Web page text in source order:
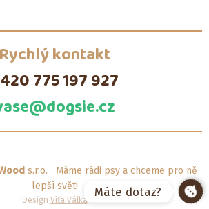
Rychlý kontakt
775 197 927
s.r.o. Máme rádi psy a chceme pro ně
lepší svět!
Design Víťa Válka
Máte dotaz?